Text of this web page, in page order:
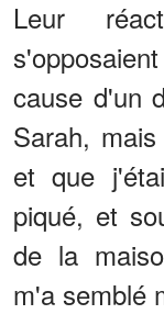
Leur
cause d'un
Sarah,
et que
piqué, et
de la
m'a semblé